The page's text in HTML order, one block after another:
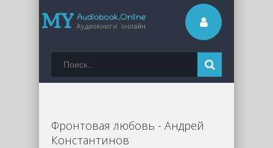
Фронтовая любовь - Андрей
Константинов